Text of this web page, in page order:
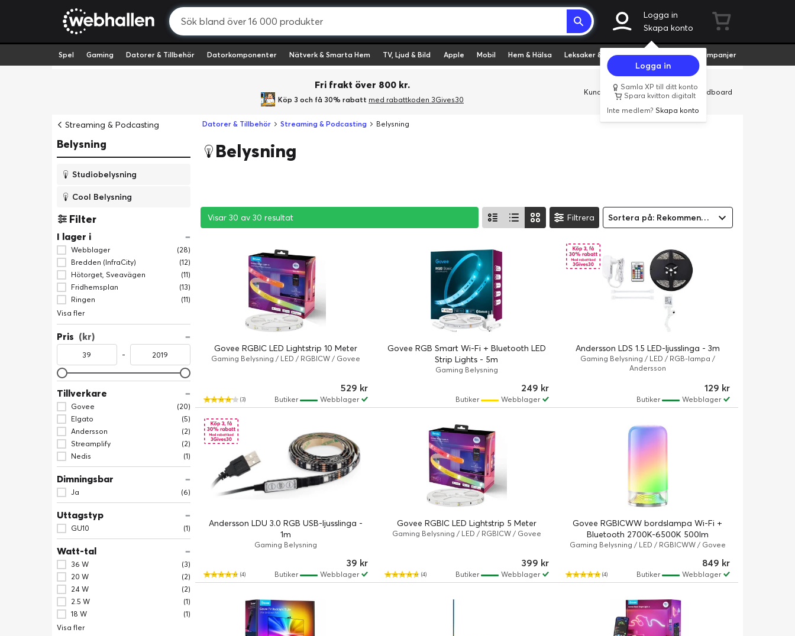
Logga in
Skapa konto
Logga in
Samla XP till ditt konto
Spara kvitton digitalt
Inte medlem?Skapa konto
Spel Gaming Datorer & Tillbehör Datorkomponenter Nätverk & Smarta Hem TV, Ljud & Bild Apple Mobil Hem & Hälsa Leksaker & Hobby Fyndvaror Kampanjer
Fri frakt över 800 kr.
Köp 3 och få 30% rabatt med rabattkoden 3Gives30
Kundservice Butiker Företag Cardboard
Streaming & Podcasting
Belysning
Studiobelysning
Cool Belysning
Filter
I lager i
Webblager
(28)
Bredden (InfraCity)
(12)
Hötorget, Sveavägen
(11)
Fridhemsplan
(13)
Ringen
(11)
Visa fler
Pris (kr)
-
Tillverkare
Govee
(20)
Elgato
(5)
Andersson
(2)
Streamplify
(2)
Nedis
(1)
Dimningsbar
Ja (6)
Uttagstyp
GU10 (1)
Watt-tal
36 W
(3)
20 W
(2)
24 W
(2)
2.5 W
(1)
18 W
(1)
Visa fler
Datorer & Tillbehör Streaming & Podcasting Belysning
Belysning
Visar 30 av 30 resultat
Visar 30 av 30 resultat
Visar 30 av 30 resultat Filtrera Sortera på: Rekommenderad
Govee RGBIC LED Lightstrip 10 Meter
Gaming Belysning / LED / RGBICW / Govee
(3)
529 kr
Webblager
Butiker
Govee RGB Smart Wi-Fi + Bluetooth LED
Strip Lights - 5m
Gaming Belysning
249 kr
Webblager
Butiker
Andersson LDS 1.5 LED-ljusslinga - 3m
Gaming Belysning / LED / RGB-lampa /
Andersson
129 kr
Webblager
Butiker
Andersson LDU 3.0 RGB USB-ljusslinga -
1m
Gaming Belysning
(4)
39 kr
Webblager
Butiker
Govee RGBIC LED Lightstrip 5 Meter
Gaming Belysning / LED / RGBICW / Govee
(4)
399 kr
Webblager
Butiker
Govee RGBICWW bordslampa Wi-Fi +
Bluetooth 2700K-6500K 500lm
Gaming Belysning / LED / RGBICWW / Govee
(4)
849 kr
Webblager
Butiker